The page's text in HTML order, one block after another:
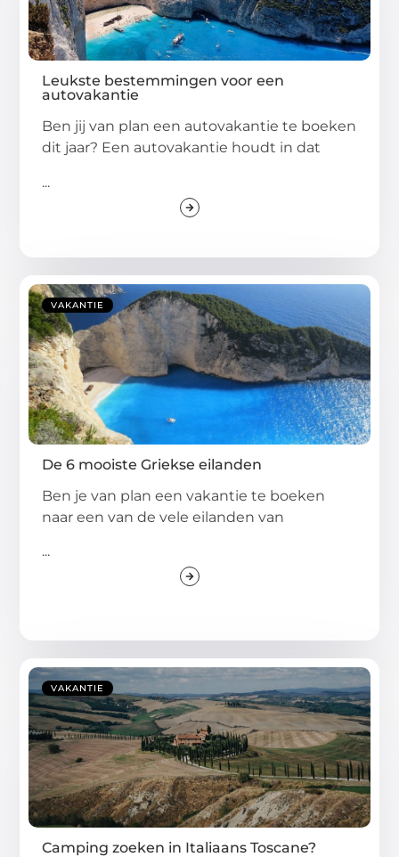
Leukste bestemmingen voor een
autovakantie
Ben jij van plan een autovakantie te boeken
dit jaar? Een autovakantie houdt in dat
...
VAKANTIE
De 6 mooiste Griekse eilanden
Ben je van plan een vakantie te boeken
naar een van de vele eilanden van
...
VAKANTIE
Camping zoeken in Italiaans Toscane?